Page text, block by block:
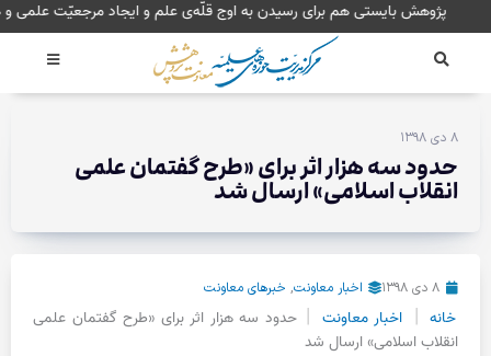
به
پژوهش بایستی هم برای رسیدن به اوج قلّه‌ی علم و ایجاد
۸ دی ۱۳۹۸
حدود سه هزار اثر برای «طرح گفتمان علمی
انقلاب اسلامی» ارسال شد
۸ دی ۱۳۹۸ اخبار معاونت, خبرهای معاونت
خانه | اخبار معاونت | حدود سه هزار اثر برای «طرح گفتمان علمی
انقلاب اسلامی» ارسال شد